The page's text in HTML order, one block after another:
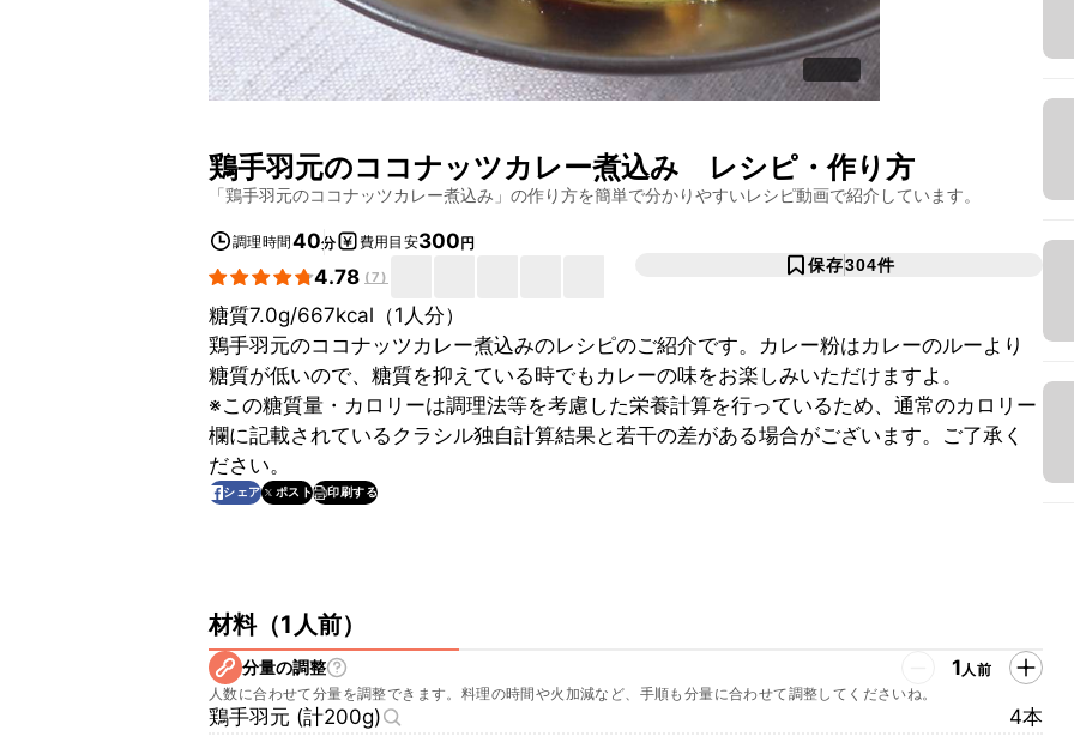
鶏手羽元のココナッツカレー煮込み レシピ・作り方
「鶏手羽元のココナッツカレー煮込み 」の作り方を簡単で分かりやすいレシピ動画で紹介しています。
調理時間40分 費用目安300円
4.78 (7)
保存304件
糖質7.0g/667kcal（1人分）
鶏手羽元のココナッツカレー煮込みのレシピのご紹介です。カレー粉はカレーのルーより
糖質が低いので、糖質を抑えている時でもカレーの味をお楽しみいただけますよ。
※この糖質量・カロリーは調理法等を考慮した栄養計算を行っているため、通常のカロリー
欄に記載されているクラシル独自計算結果と若干の差がある場合がございます。ご了承く
ださい。
シェア ポスト 印刷する
材料（1人前）
分量の調整 1人前
人数に合わせて分量を調整できます。料理の時間や火加減など、手順も分量に合わせて調整してくださいね。
鶏手羽元 (計200g)
4本